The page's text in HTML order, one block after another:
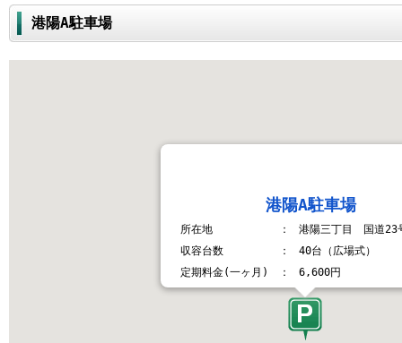
港陽A駐車場
港陽A駐車場
所在地 ：
港陽三丁目 国道23
収容台数
：
40台（広場式）
定期料金(一ヶ月)
： 6,600円